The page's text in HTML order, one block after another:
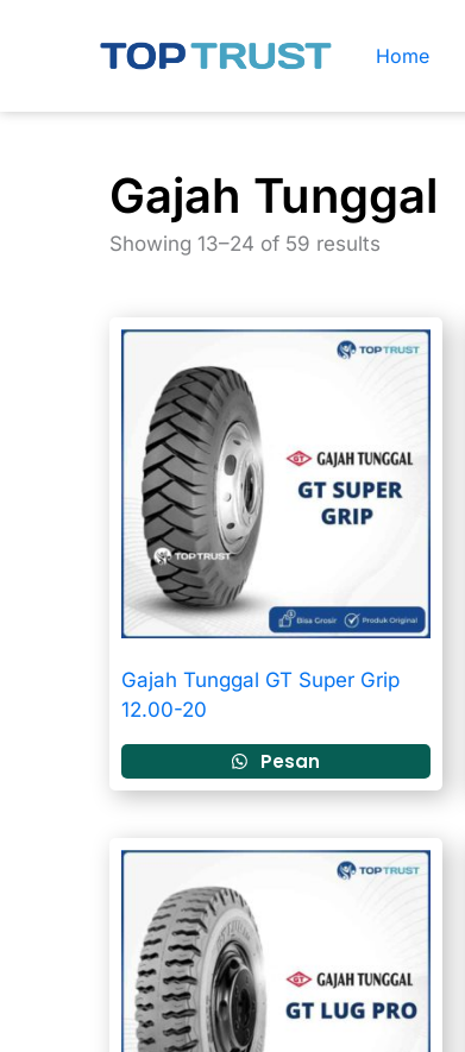
Home
Gajah Tunggal
Showing 13–24 of 59 results
Gajah Tunggal GT Super Grip
12.00-20
Pesan